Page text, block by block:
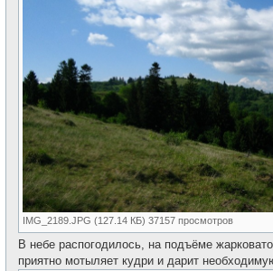
IMG_2189.JPG (127.14 КБ) 37157 просмотров
В небе распогодилось, на подъёме
приятно мотыляет кудри и дарит